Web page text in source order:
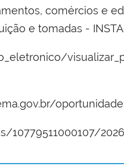
comércios e
e tomadas -
10779511000107/